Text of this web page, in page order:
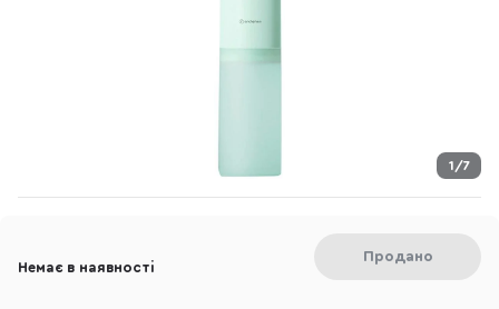
1/7
Немає в наявності
Продано